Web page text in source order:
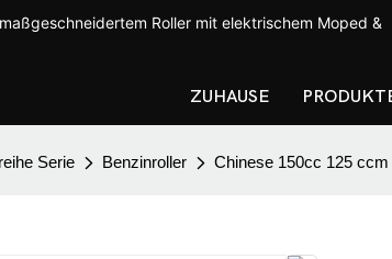
Roller mit elektrischem Moped &
ZUHAUSE
Serie Benzinroller Chinese 150cc 125